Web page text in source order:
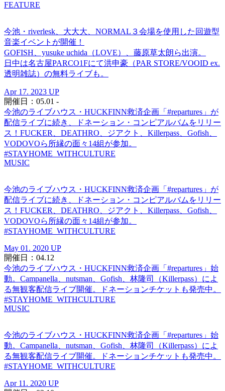
FEATURE
今池・riverlesk、大大大、NORMAL３会場を使用した回遊型
音楽イベントが開催！
GOFISH、yusuke uchida（LOVE）、藤原草太朗ら出演。
日中は名古屋PARCO1Fにて洪申豪（PAR STORE/VOOID ex.
透明雑誌）の無料ライブも。
Apr 17. 2023 UP
開催日：05.01 -
今池のライブハウス・HUCKFINN救済企画「#repartures」が
配信ライブに続き、ドネーション・コンピアルバムをリリー
ス！FUCKER、DEATHRO、ジアクト、Killerpass、Gofish、
VODOVOら所縁の面々14組が参加。
#STAYHOME_WITHCULTURE
MUSIC
今池のライブハウス・HUCKFINN救済企画「#repartures」が
配信ライブに続き、ドネーション・コンピアルバムをリリー
ス！FUCKER、DEATHRO、ジアクト、Killerpass、Gofish、
VODOVOら所縁の面々14組が参加。
#STAYHOME_WITHCULTURE
May 01. 2020 UP
開催日：04.12
今池のライブハウス・HUCKFINN救済企画「#repartures」始
動。Campanella、nutsman、Gofish、林隆司（Killerpass）によ
る無観客配信ライブ開催。ドネーションチケットも発売中。
#STAYHOME_WITHCULTURE
MUSIC
今池のライブハウス・HUCKFINN救済企画「#repartures」始
動。Campanella、nutsman、Gofish、林隆司（Killerpass）によ
る無観客配信ライブ開催。ドネーションチケットも発売中。
#STAYHOME_WITHCULTURE
Apr 11. 2020 UP